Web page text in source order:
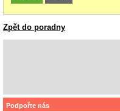
Zpět do poradny
Podpořte nás